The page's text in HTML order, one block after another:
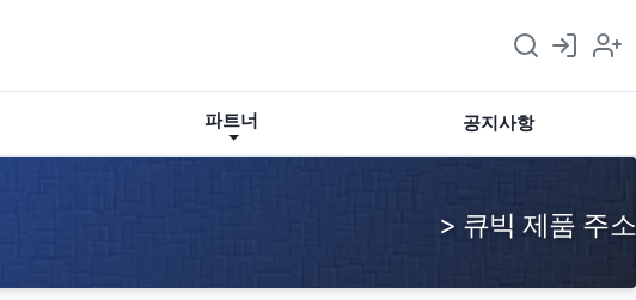
파트너 공지사항
> 큐빅 제품 주소